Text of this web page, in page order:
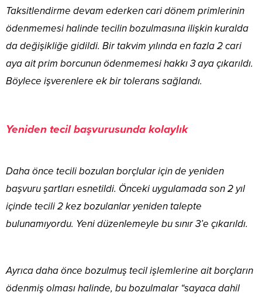
Taksitlendirme devam ederken cari dönem primlerinin
ödenmemesi halinde tecilin bozulmasına ilişkin kuralda
da değişikliğe gidildi. Bir takvim yılında en fazla 2 cari
aya ait prim borcunun ödenmemesi hakkı 3 aya çıkarıldı.
Böylece işverenlere ek bir tolerans sağlandı.
Yeniden tecil başvurusunda kolaylık
Daha önce tecili bozulan borçlular için de yeniden
başvuru şartları esnetildi. Önceki uygulamada son 2 yıl
içinde tecili 2 kez bozulanlar yeniden talepte
bulunamıyordu. Yeni düzenlemeyle bu sınır 3’e çıkarıldı.
Ayrıca daha önce bozulmuş tecil işlemlerine ait borçların
ödenmiş olması halinde, bu bozulmalar “sayaca dahil